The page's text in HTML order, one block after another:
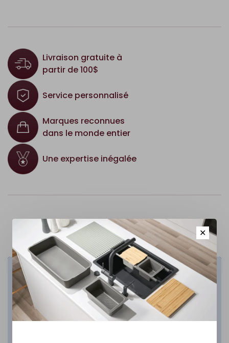
Livraison gratuite à
partir de 100$
Service personnalisé
Marques reconnues
dans le monde entier
Une expertise inégalée
Cuisine
DÉCOUVREZ
✕